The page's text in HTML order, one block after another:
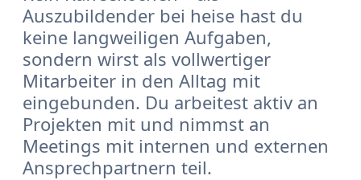
Auszubildender bei heise hast du
keine langweiligen Aufgaben,
sondern wirst als vollwertiger
Mitarbeiter in den Alltag mit
eingebunden. Du arbeitest aktiv an
Projekten mit und nimmst an
Meetings mit internen und externen
Ansprechpartnern teil.